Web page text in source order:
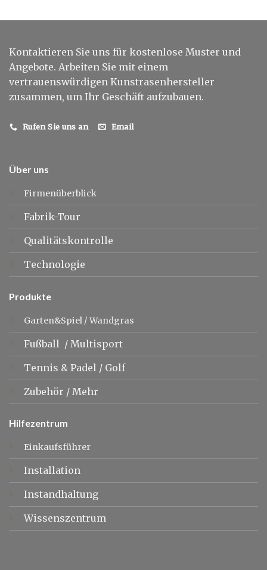
Kontaktieren Sie uns für kostenlose Muster und
Angebote. Arbeiten Sie mit einem
vertrauenswürdigen Kunstrasenhersteller
zusammen, um Ihr Geschäft aufzubauen.
Rufen Sie uns an Email
Über uns
Firmenüberblick
Fabrik-Tour
Qualitätskontrolle
Technologie
Produkte
Garten&Spiel/Wandgras
Fußball / Multisport
Tennis & Padel / Golf
Zubehör / Mehr
Hilfezentrum
Einkaufsführer
Installation
Instandhaltung
Wissenszentrum